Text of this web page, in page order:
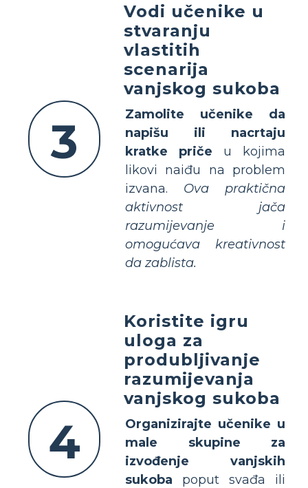
3
Vodi učenike u
stvaranju
vlastitih
scenarija
vanjskog sukoba
Zamolite učenike da
napišu ili nacrtaju
kratke priče u kojima
likovi naiđu na problem
izvana. Ova praktična
aktivnost jača
razumijevanje i
omogućava kreativnost
da zablista.
4
Koristite igru
uloga za
produbljivanje
razumijevanja
vanjskog sukoba
Organizirajte učenike u
male skupine za
izvođenje vanjskih
sukoba poput svađa ili